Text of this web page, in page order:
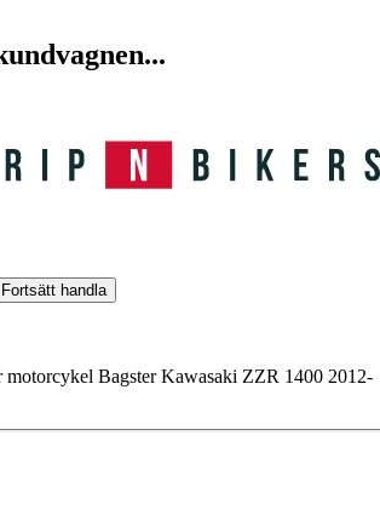
Fortsätt handla
motorcykel Bagster Kawasaki ZZR 1400 2012-